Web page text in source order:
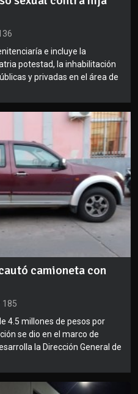
e incluye la
potestad, la inhabilitación
y privadas en el área de
camioneta con
185
4.5 millones de pesos por
se dio en el marco de
la Dirección General de